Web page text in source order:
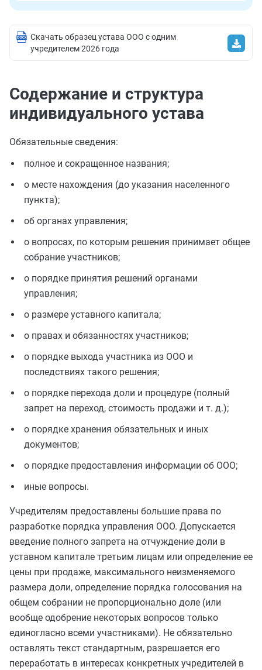
Скачать образец устава ООО с одним
учредителем 2026 года
Содержание и структура
индивидуального устава
Обязательные сведения:
полное и сокращенное названия;
о месте нахождения (до указания населенного
пункта);
об органах управления;
о вопросах, по которым решения принимает общее
собрание участников;
о порядке принятия решений органами
управления;
о размере уставного капитала;
о правах и обязанностях участников;
о порядке выхода участника из ООО и
последствиях такого решения;
о порядке перехода доли и процедуре (полный
запрет на переход, стоимость продажи и т. д.);
о порядке хранения обязательных и иных
документов;
о порядке предоставления информации об ООО;
иные вопросы.
Учредителям предоставлены большие права по
разработке порядка управления ООО. Допускается
введение полного запрета на отчуждение доли в
уставном капитале третьим лицам или определение ее
цены при продаже, максимального неизменяемого
размера доли, определение порядка голосования на
общем собрании не пропорционально доле (или
вообще одобрение некоторых вопросов только
единогласно всеми участниками). Не обязательно
оставлять текст стандартным, разрешается его
переработать в интересах конкретных учредителей в